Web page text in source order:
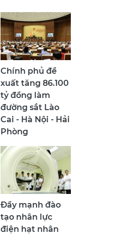
Chính phủ đề
xuất tăng 86.100
tỷ đồng làm
đường sắt Lào
Cai - Hà Nội - Hải
Phòng
Đẩy mạnh đào
tạo nhân lực
điện hạt nhân